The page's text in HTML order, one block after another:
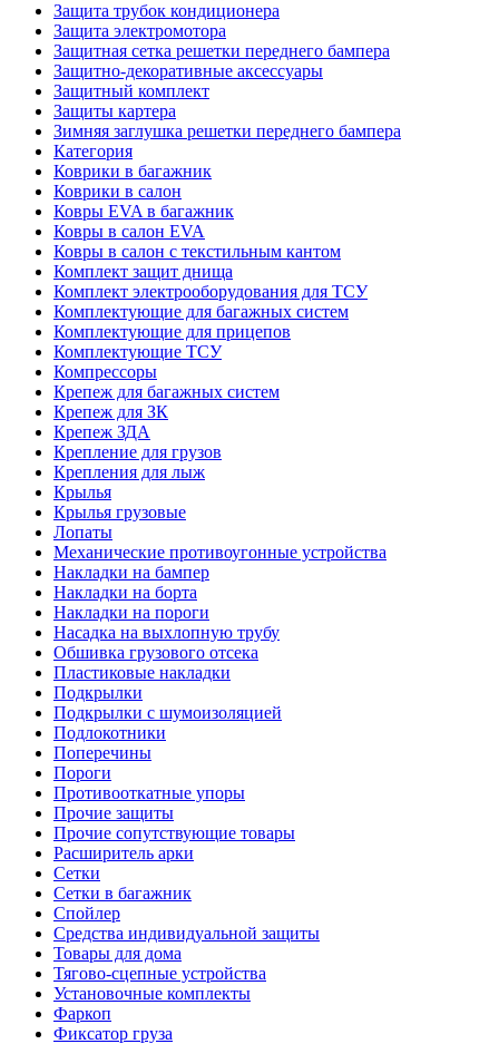
Защита трубок кондиционера
Защита электромотора
Защитная сетка решетки переднего бампера
Защитно-декоративные аксессуары
Защитный комплект
Защиты картера
Зимняя заглушка решетки переднего бампера
Категория
Коврики в багажник
Коврики в салон
Ковры EVA в багажник
Ковры в салон EVA
Ковры в салон с текстильным кантом
Комплект защит днища
Комплект электрооборудования для ТСУ
Комплектующие для багажных систем
Комплектующие для прицепов
Комплектующие ТСУ
Компрессоры
Крепеж для багажных систем
Крепеж для ЗК
Крепеж ЗДА
Крепление для грузов
Крепления для лыж
Крылья
Крылья грузовые
Лопаты
Механические противоугонные устройства
Накладки на бампер
Накладки на борта
Накладки на пороги
Насадка на выхлопную трубу
Обшивка грузового отсека
Пластиковые накладки
Подкрылки
Подкрылки с шумоизоляцией
Подлокотники
Поперечины
Пороги
Противооткатные упоры
Прочие защиты
Прочие сопутствующие товары
Расширитель арки
Сетки
Сетки в багажник
Спойлер
Средства индивидуальной защиты
Товары для дома
Тягово-сцепные устройства
Установочные комплекты
Фаркоп
Фиксатор груза